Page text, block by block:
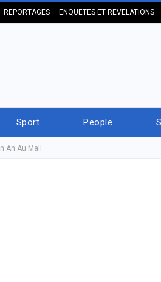
REPORTAGES ENQUETES ET REVELATIONS
Sport People
An Au Mali